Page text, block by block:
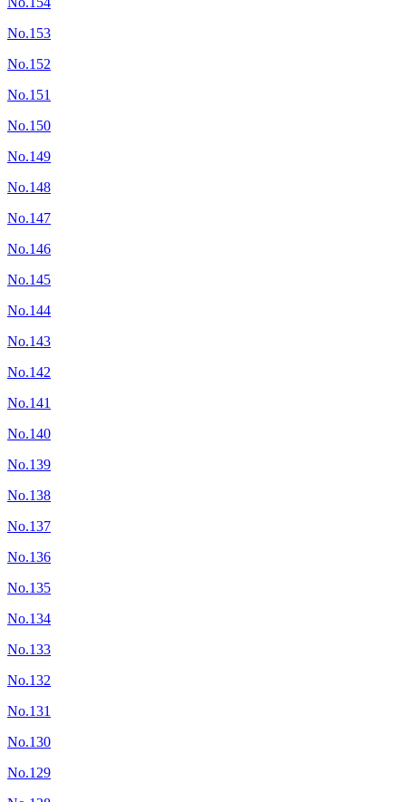
No.153
No.152
No.151
No.150
No.149
No.148
No.147
No.146
No.145
No.144
No.143
No.142
No.141
No.140
No.139
No.138
No.137
No.136
No.135
No.134
No.133
No.132
No.131
No.130
No.129